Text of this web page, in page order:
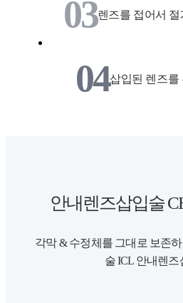
03렌즈를 접어서
04삽입된 렌즈를
안내렌즈삽입술
각막 & 수정체를 그대로 보존
술 ICL 안내렌즈